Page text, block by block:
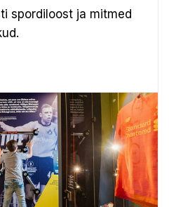
spordiloost ja mitmed